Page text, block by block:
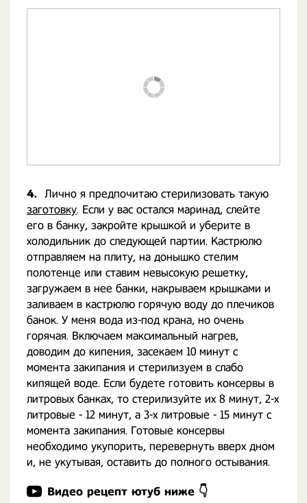
4. Лично я предпочитаю стерилизовать такую
заготовку. Если у вас остался маринад, слейте
его в банку, закройте крышкой и уберите в
холодильник до следующей партии. Кастрюлю
отправляем на плиту, на донышко стелим
полотенце или ставим невысокую решетку,
загружаем в нее банки, накрываем крышками и
заливаем в кастрюлю горячую воду до плечиков
банок. У меня вода из-под крана, но очень
горячая. Включаем максимальный нагрев,
доводим до кипения, засекаем 10 минут с
момента закипания и стерилизуем в слабо
кипящей воде. Если будете готовить консервы в
литровых банках, то стерилизуйте их 8 минут, 2-х
литровые - 12 минут, а 3-х литровые - 15 минут с
момента закипания. Готовые консервы
необходимо укупорить, перевернуть вверх дном
и, не укутывая, оставить до полного остывания.
Видео рецепт ютуб ниже 👇